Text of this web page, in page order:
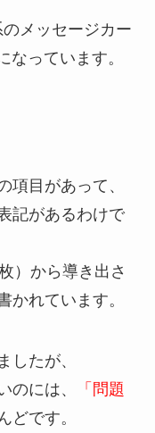
メッセージカー
なっています。
項目があって、
記があるわけで
）から導き出さ
かれています。
したが、
のには、
「問題
どです。